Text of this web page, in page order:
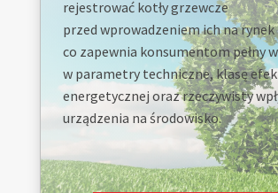
rejestrować kotły grzewcze
przed wprowadzeniem ich na rynek
co zapewnia konsumentom pełny
w parametry techniczne, klasę
energetycznej oraz rzeczywisty
urządzenia na środowisko.